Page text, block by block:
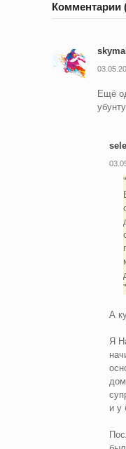
Комментарии
Ещё
А
Я
и у